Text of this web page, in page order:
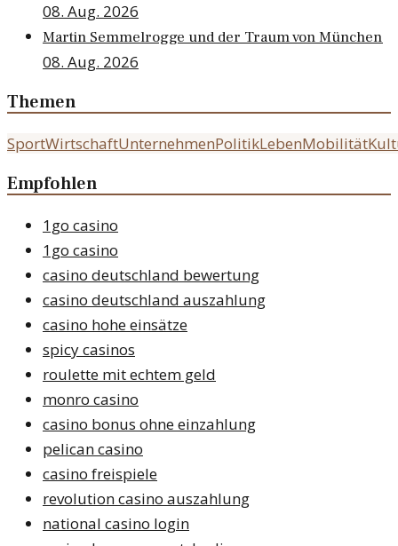
08. Aug. 2026
Martin Semmelrogge und der Traum von München
08. Aug. 2026
Themen
SportWirtschaftUnternehmenPolitikLebenMobilität
Empfohlen
1go casino
1go casino
casino deutschland bewertung
casino deutschland auszahlung
casino hohe einsätze
spicy casinos
roulette mit echtem geld
monro casino
casino bonus ohne einzahlung
pelican casino
casino freispiele
revolution casino auszahlung
national casino login